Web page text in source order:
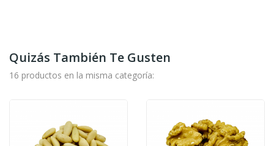
Quizás También Te Gusten
16 productos en la misma categoría: